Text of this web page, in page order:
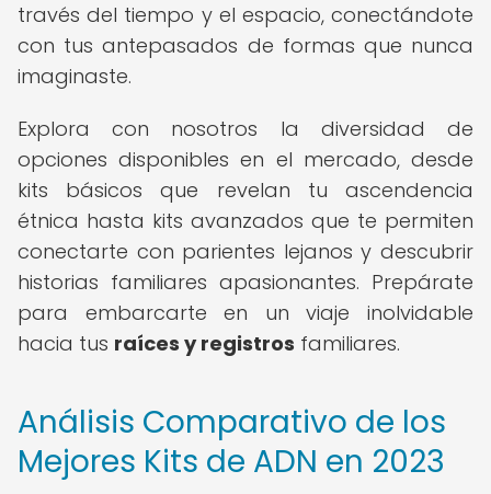
través del tiempo y el espacio, conectándote
con tus antepasados de formas que nunca
imaginaste.
Explora con nosotros la diversidad de
opciones disponibles en el mercado, desde
kits básicos que revelan tu ascendencia
étnica hasta kits avanzados que te permiten
conectarte con parientes lejanos y descubrir
historias familiares apasionantes. Prepárate
para embarcarte en un viaje inolvidable
hacia tus raíces y registros familiares.
Análisis Comparativo de los
Mejores Kits de ADN en 2023